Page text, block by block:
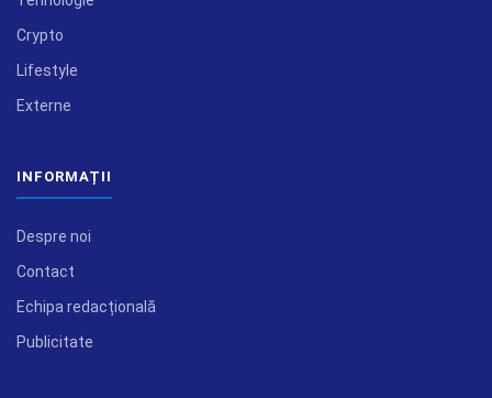
Crypto
Lifestyle
Externe
INFORMAȚII
Despre noi
Contact
Echipa redacțională
Publicitate